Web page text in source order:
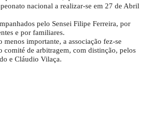
nacional a realizar-se em 27 de Abril
pelo Sensei Filipe Ferreira, por
e por familiares.
menos importante, a associação fez-se
comité de arbitragem, com distinção, pelos
e Cláudio Vilaça.